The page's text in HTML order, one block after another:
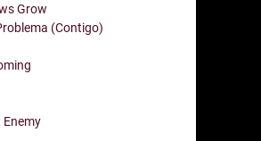
Grow
(Contigo)
Enemy